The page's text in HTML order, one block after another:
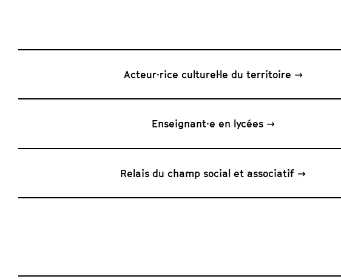
Acteur·rice culturel·le du territoire
Enseignant·e en lycées
Relais du champ social et associatif